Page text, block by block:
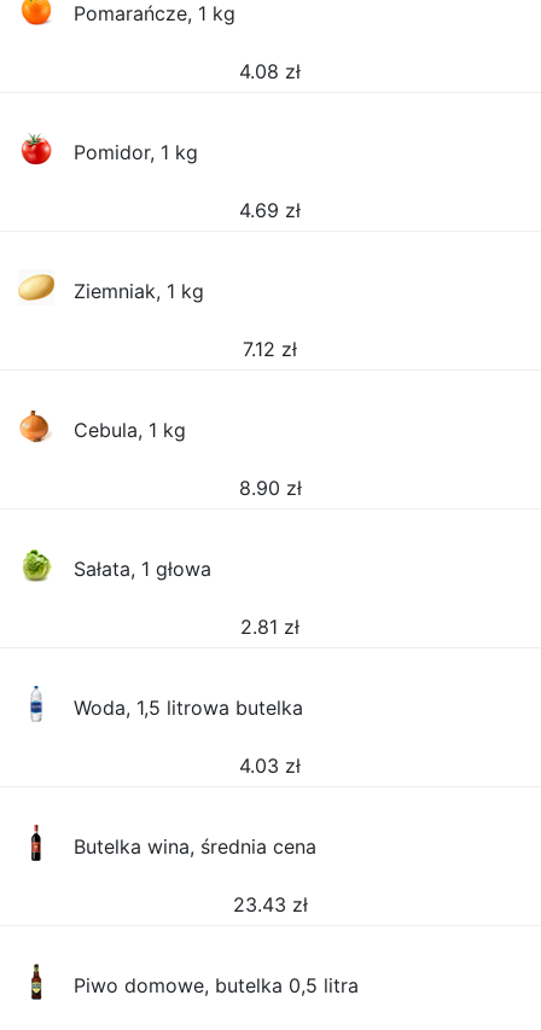
Pomarańcze, 1 kg
4.08 zł
Pomidor, 1 kg
4.69 zł
Ziemniak, 1 kg
7.12 zł
Cebula, 1 kg
8.90 zł
Sałata, 1 głowa
2.81 zł
Woda, 1,5 litrowa butelka
4.03 zł
Butelka wina, średnia cena
23.43 zł
Piwo domowe, butelka 0,5 litra